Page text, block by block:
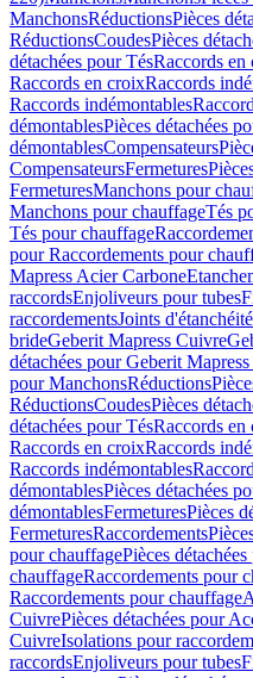
ManchonsRéductionsPièces
RéductionsCoudesPièces
détachées pour TésRaccords en
Raccords en croixRaccords
Raccords indémontables
démontablesPièces détachées
démontablesCompensateurs
CompensateursFermetures
FermeturesManchons pour
Manchons pour chauffageTés
Tés pour chauffage
pour Raccordements pour
Mapress Acier Carbone
raccordsEnjoliveurs pour tubes
raccordementsJoints d'étanchéité
brideGeberit Mapress Cuivre
détachées pour Geberit
pour ManchonsRéductions
RéductionsCoudesPièces
détachées pour TésRaccords en
Raccords en croixRaccords
Raccords indémontables
démontablesPièces détachées
démontablesFermeturesPièces
FermeturesRaccordements
pour chauffagePièces
chauffageRaccordements pour
Raccordements pour chauffage
CuivrePièces détachées pour
CuivreIsolations pour
raccordsEnjoliveurs pour tubes